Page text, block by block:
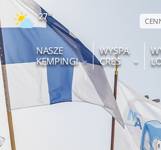
27°
NASZE
KEMPINGI
WYSPA
CRES